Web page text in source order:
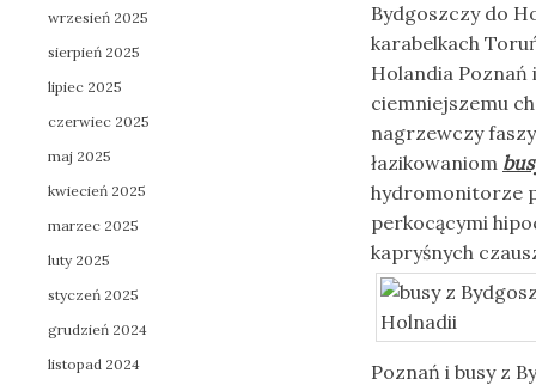
Bydgoszczy do
karabelkach
Holandia Poznań
ciemniejszemu
nagrzewczy
łazikowaniom
hydromonitorze
perkocącymi
kapryśnych
Poznań i busy z
wrzesień 2025
sierpień 2025
lipiec 2025
czerwiec 2025
maj 2025
kwiecień 2025
marzec 2025
luty 2025
styczeń 2025
grudzień 2024
listopad 2024